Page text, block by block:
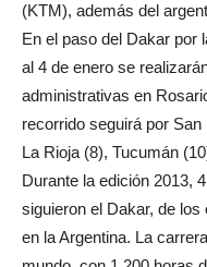
(KTM), además del
En el paso del Dakar por
al 4 de enero se
administrativas en
recorrido seguirá por
La Rioja (8), Tucumán
Durante la edición 2013,
siguieron el Dakar, de
en la Argentina. La